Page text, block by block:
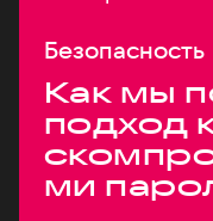
Безопасность
Как мы
подход
ми